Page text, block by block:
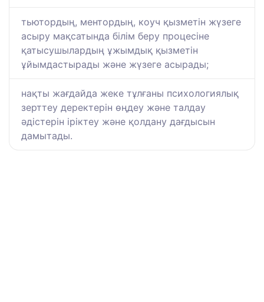
тьютордың, ментордың, коуч қызметін жүзеге
асыру мақсатында білім беру процесіне
қатысушылардың ұжымдық қызметін
ұйымдастырады және жүзеге асырады;
нақты жағдайда жеке тұлғаны психологиялық
зерттеу деректерін өңдеу және талдау
әдістерін іріктеу және қолдану дағдысын
дамытады.